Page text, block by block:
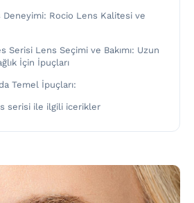
Deneyimi: Rocio Lens Kalitesi ve
Serisi Lens Seçimi ve Bakımı: Uzun
İçin İpuçları
Temel İpuçları:
serisi ile ilgili icerikler